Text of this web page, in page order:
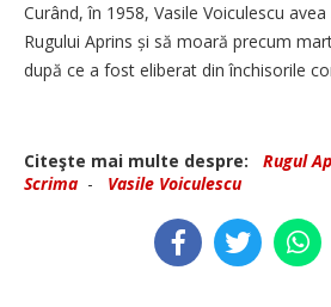
Curând, în 1958, Vasile Voiculescu
Rugului Aprins și să moară precum
după ce a fost eliberat din închisorile
Citeşte mai multe despre: Rugul
Scrima - Vasile Voiculescu